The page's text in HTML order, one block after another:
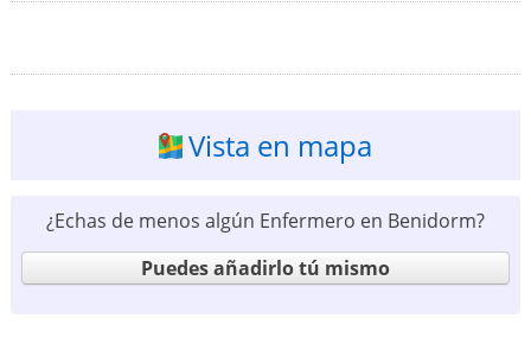
Vista en mapa
¿Echas de menos algún Enfermero en Benidorm?
Puedes añadirlo tú mismo